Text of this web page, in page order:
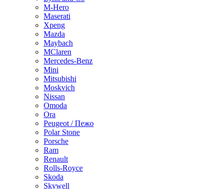
M-Hero
Maserati
Xpeng
Mazda
Maybach
MClaren
Mercedes-Benz
Mini
Mitsubishi
Moskvich
Nissan
Omoda
Ora
Peugeot / Пежо
Polar Stone
Porsche
Ram
Renault
Rolls-Royce
Skoda
Skywell